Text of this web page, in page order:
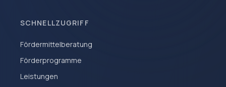
SCHNELLZUGRIFF
Fördermittelberatung
Förderprogramme
Leistungen